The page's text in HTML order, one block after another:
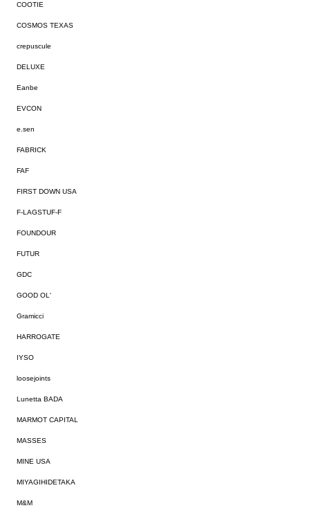
COOTIE
COSMOS TEXAS
crepuscule
DELUXE
Eanbe
EVCON
e.sen
FABRICK
FAF
FIRST DOWN USA
F-LAGSTUF-F
FOUNDOUR
FUTUR
GDC
GOOD OL'
Gramicci
HARROGATE
IYSO
loosejoints
Lunetta BADA
MARMOT CAPITAL
MASSES
MINE USA
MIYAGIHIDETAKA
M&M